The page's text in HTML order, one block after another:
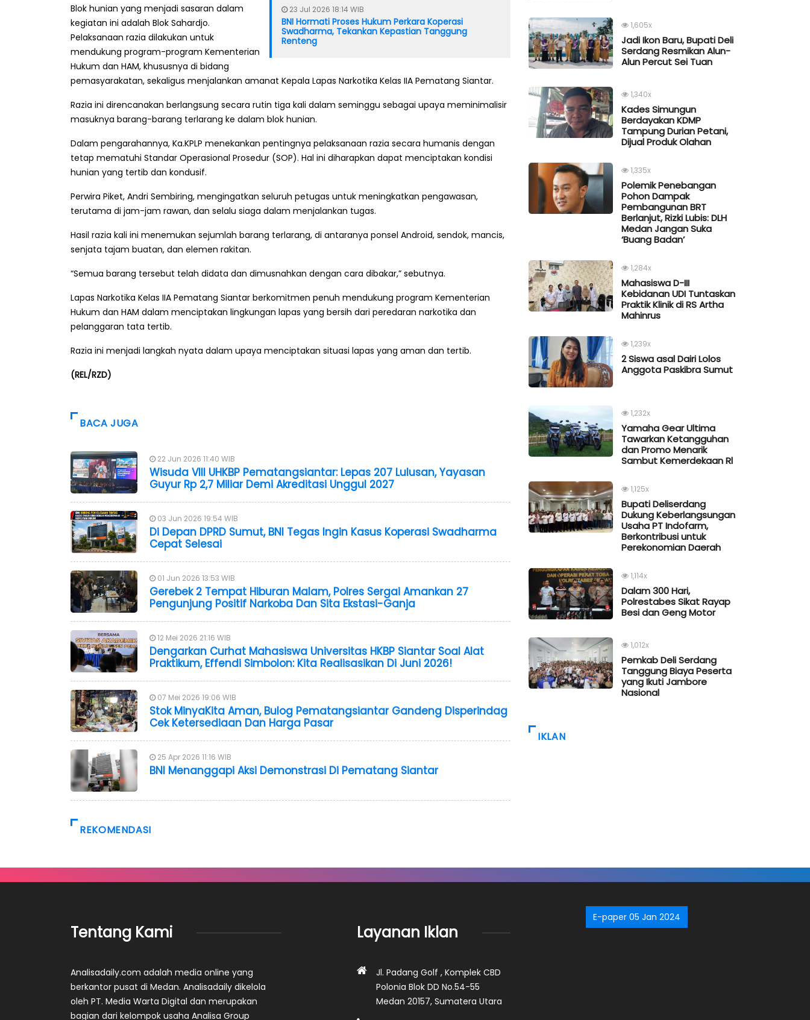
23 Jul 2026 18:14 WIB
BNI Hormati Proses Hukum Perkara Koperasi
Swadharma, Tekankan Kepastian Tanggung
Renteng
Blok hunian yang menjadi sasaran dalam
kegiatan ini adalah Blok Sahardjo.
Pelaksanaan razia dilakukan untuk
mendukung program-program Kementerian
Hukum dan HAM, khususnya di bidang
pemasyarakatan, sekaligus menjalankan amanat Kepala Lapas Narkotika Kelas IIA Pematang Siantar.
Razia ini direncanakan berlangsung secara rutin tiga kali dalam seminggu sebagai upaya meminimalisir
masuknya barang-barang terlarang ke dalam blok hunian.
Dalam pengarahannya, Ka.KPLP menekankan pentingnya pelaksanaan razia secara humanis dengan
tetap mematuhi Standar Operasional Prosedur (SOP). Hal ini diharapkan dapat menciptakan kondisi
hunian yang tertib dan kondusif.
Perwira Piket, Andri Sembiring, mengingatkan seluruh petugas untuk meningkatkan pengawasan,
terutama di jam-jam rawan, dan selalu siaga dalam menjalankan tugas.
Hasil razia kali ini menemukan sejumlah barang terlarang, di antaranya ponsel Android, sendok, mancis,
senjata tajam buatan, dan elemen rakitan.
“Semua barang tersebut telah didata dan dimusnahkan dengan cara dibakar,” sebutnya.
Lapas Narkotika Kelas IIA Pematang Siantar berkomitmen penuh mendukung program Kementerian
Hukum dan HAM dalam menciptakan lingkungan lapas yang bersih dari peredaran narkotika dan
pelanggaran tata tertib.
Razia ini menjadi langkah nyata dalam upaya menciptakan situasi lapas yang aman dan tertib.
(REL/RZD)
BACA JUGA
22 Jun 2026 11:40 WIB
Wisuda VIII UHKBP Pematangsiantar: Lepas 207 Lulusan, Yayasan
Guyur Rp 2,7 Miliar Demi Akreditasi Unggul 2027
03 Jun 2026 19:54 WIB
Di Depan DPRD Sumut, BNI Tegas Ingin Kasus Koperasi Swadharma
Cepat Selesai
01 Jun 2026 13:53 WIB
Gerebek 2 Tempat Hiburan Malam, Polres Sergai Amankan 27
Pengunjung Positif Narkoba Dan Sita Ekstasi-Ganja
12 Mei 2026 21:16 WIB
Dengarkan Curhat Mahasiswa Universitas HKBP Siantar Soal Alat
Praktikum, Effendi Simbolon: Kita Realisasikan Di Juni 2026!
07 Mei 2026 19:06 WIB
Stok MinyaKita Aman, Bulog Pematangsiantar Gandeng Disperindag
Cek Ketersediaan Dan Harga Pasar
25 Apr 2026 11:16 WIB
BNI Menanggapi Aksi Demonstrasi Di Pematang Siantar
REKOMENDASI
1,605x
Jadi Ikon Baru, Bupati Deli
Serdang Resmikan Alun-
Alun Percut Sei Tuan
1,340x
Kades Simungun
Berdayakan KDMP
Tampung Durian Petani,
Dijual Produk Olahan
1,335x
Polemik Penebangan
Pohon Dampak
Pembangunan BRT
Berlanjut, Rizki Lubis: DLH
Medan Jangan Suka
‘Buang Badan’
1,284x
Mahasiswa D-III
Kebidanan UDI Tuntaskan
Praktik Klinik di RS Artha
Mahinrus
1,239x
2 Siswa asal Dairi Lolos
Anggota Paskibra Sumut
1,232x
Yamaha Gear Ultima
Tawarkan Ketangguhan
dan Promo Menarik
Sambut Kemerdekaan Rl
1,125x
Bupati Deliserdang
Dukung Keberlangsungan
Usaha PT Indofarm,
Berkontribusi untuk
Perekonomian Daerah
1,114x
Dalam 300 Hari,
Polrestabes Sikat Rayap
Besi dan Geng Motor
1,012x
Pemkab Deli Serdang
Tanggung Biaya Peserta
yang Ikuti Jambore
Nasional
IKLAN
Tentang Kami
Analisadaily.com adalah media online yang
berkantor pusat di Medan. Analisadaily dikelola
oleh PT. Media Warta Digital dan merupakan
bagian dari kelompok usaha Analisa Group
Layanan Iklan
Jl. Padang Golf , Komplek CBD
Polonia Blok DD No.54-55
Medan 20157, Sumatera Utara
E-paper 05 Jan 2024